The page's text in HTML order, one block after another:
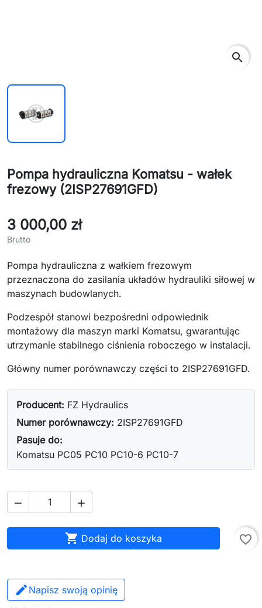
search
Pompa hydrauliczna Komatsu - wałek
frezowy (2ISP27691GFD)
3 000,00 zł
Brutto
Pompa hydrauliczna z wałkiem frezowym
przeznaczona do zasilania układów hydrauliki siłowej w
maszynach budowlanych.
Podzespół stanowi bezpośredni odpowiednik
montażowy dla maszyn marki Komatsu, gwarantując
utrzymanie stabilnego ciśnienia roboczego w instalacji.
Główny numer porównawczy części to 2ISP27691GFD.
Producent: FZ Hydraulics
Numer porównawczy: 2ISP27691GFD
Pasuje do:
Komatsu PC05 PC10 PC10-6 PC10-7
 
 Dodaj do koszyka favorite_border
Napisz swoją opinię